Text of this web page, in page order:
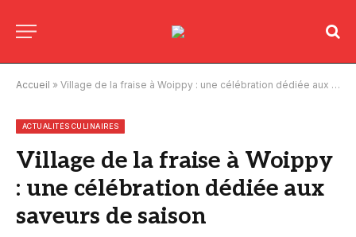
Accueil » Village de la fraise à Woippy : une célébration dédiée aux saveurs de saison
ACTUALITÉS CULINAIRES
Village de la fraise à Woippy
: une célébration dédiée aux
saveurs de saison